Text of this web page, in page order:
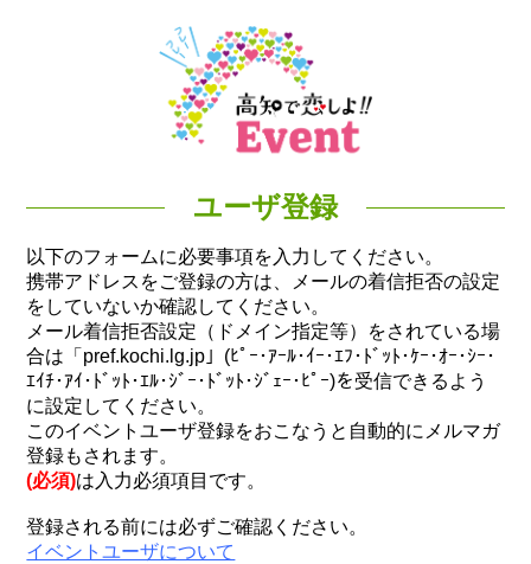
ユーザ登録
以下のフォームに必要事項を入力してください。
携帯アドレスをご登録の方は、メールの着信拒否の設定
をしていないか確認してください。
メール着信拒否設定（ドメイン指定等）をされている場
合は「pref.kochi.lg.jp」(ﾋﾟｰ･ｱｰﾙ･ｲｰ･ｴﾌ･ﾄﾞｯﾄ･ｹｰ･ｵｰ･ｼｰ･
ｴｲﾁ･ｱｲ･ﾄﾞｯﾄ･ｴﾙ･ｼﾞｰ･ﾄﾞｯﾄ･ｼﾞｪｰ･ﾋﾟｰ)を受信できるよう
に設定してください。
このイベントユーザ登録をおこなうと自動的にメルマガ
登録もされます。
(必須)は入力必須項目です。
登録される前には必ずご確認ください。
イベントユーザについて